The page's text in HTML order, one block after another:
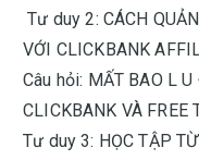
Tư duy 2: CÁCH
VỚI CLICKBANK
Câu hỏi: MẤT BAO L
CLICKBANK VÀ FREE
Tư duy 3: HỌC TẬP